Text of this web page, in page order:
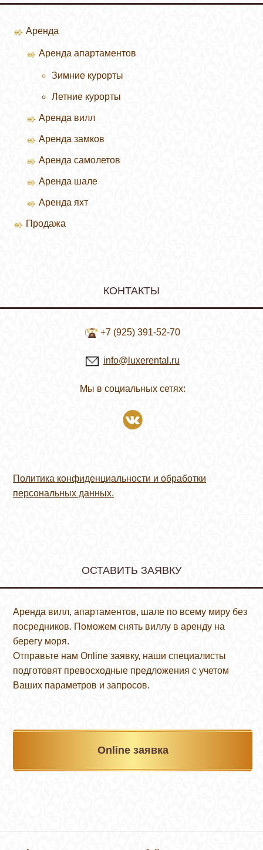
Аренда
Аренда апартаментов
Зимние курорты
Летние курорты
Аренда вилл
Аренда замков
Аренда самолетов
Аренда шале
Аренда яхт
Продажа
КОНТАКТЫ
+7 (925) 391-52-70
info@luxerental.ru
Мы в социальных сетях:
Политика конфиденциальности и обработки
персональных данных.
ОСТАВИТЬ ЗАЯВКУ
Аренда вилл, апартаментов, шале по всему миру без
посредников. Поможем снять виллу в аренду на
берегу моря.
Отправьте нам Online заявку, наши специалисты
подготовят превосходные предложения с учетом
Ваших параметров и запросов.
Online заявка